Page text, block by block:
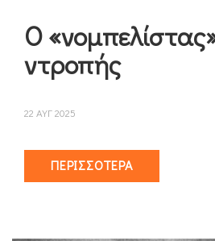
Ο
ντροπής
22 ΑΥΓ 2025
ΠΕΡΙΣΣΌΤΕΡΑ